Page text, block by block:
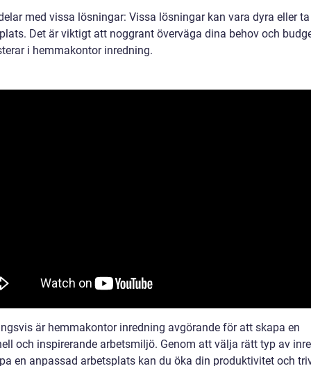
med vissa lösningar: Vissa lösningar kan vara dyra eller
Det är viktigt att noggrant överväga dina behov och
i hemmakontor inredning.
är hemmakontor inredning avgörande för att skapa en
och inspirerande arbetsmiljö. Genom att välja rätt typ av
en anpassad arbetsplats kan du öka din produktivitet och